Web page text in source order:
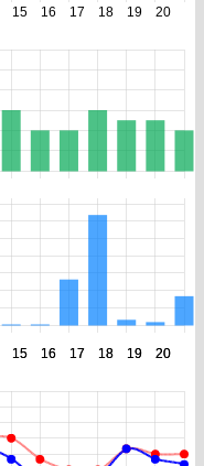
15 16 17 18 19 20
15 16 17 18 19 20
15 16 17 18 19 20